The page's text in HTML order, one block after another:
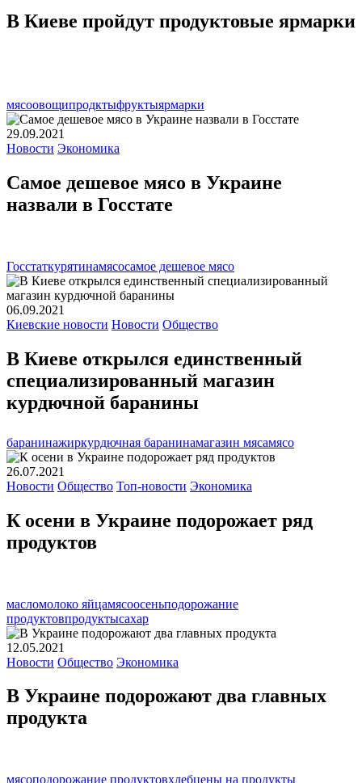
В Киеве пройдут продуктовые ярмарки
мясоовощипродктыфруктыярмарки
29.09.2021
Новости Экономика
Самое дешевое мясо в Украине
назвали в Госстате
Госстаткурятинамясосамое дешевое мясо
06.09.2021
Киевские новости Новости Общество
В Киеве открылся единственный
специализированный магазин
курдючной баранины
баранинажиркурдючная баранинамагазин мясамясо
26.07.2021
Новости Общество Топ-новости Экономика
К осени в Украине подорожает ряд
продуктов
масломолоко яйцамясоосеньподорожание
продуктовпродуктысахар
12.05.2021
Новости Общество Экономика
В Украине подорожают два главных
продукта
мясоподорожание продуктовхлебцены на продукты